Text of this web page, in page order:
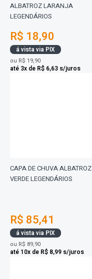
ALBATROZ LARANJA
LEGENDÁRIOS
R$ 18,90
á vista via PIX
ou R$ 19,90
até 3x de R$ 6,63 s/juros
CAPA DE CHUVA ALBATROZ
VERDE LEGENDÁRIOS
R$ 85,41
á vista via PIX
ou R$ 89,90
até 10x de R$ 8,99 s/juros